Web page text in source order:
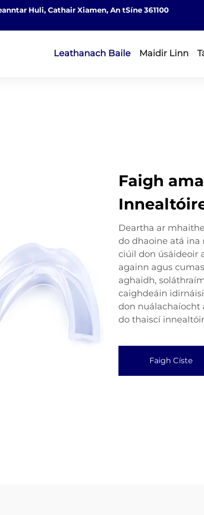
Huli, Cathair Xiamen, An tSíne 361100
Leathanach Baile Maidir Linn
Faigh
Deartha ar
do dhaoine atá ina
ciúil don úsáideoir
againn agus
aghaidh,
caighdeáin
don nuálachaíocht
do thaiscí
Faigh Císte